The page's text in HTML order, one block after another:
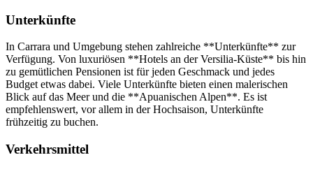
Unterkünfte
In Carrara und Umgebung stehen zahlreiche **Unterkünfte** zur
Verfügung. Von luxuriösen **Hotels an der Versilia-Küste** bis hin
zu gemütlichen Pensionen ist für jeden Geschmack und jedes
Budget etwas dabei. Viele Unterkünfte bieten einen malerischen
Blick auf das Meer und die **Apuanischen Alpen**. Es ist
empfehlenswert, vor allem in der Hochsaison, Unterkünfte
frühzeitig zu buchen.
Verkehrsmittel